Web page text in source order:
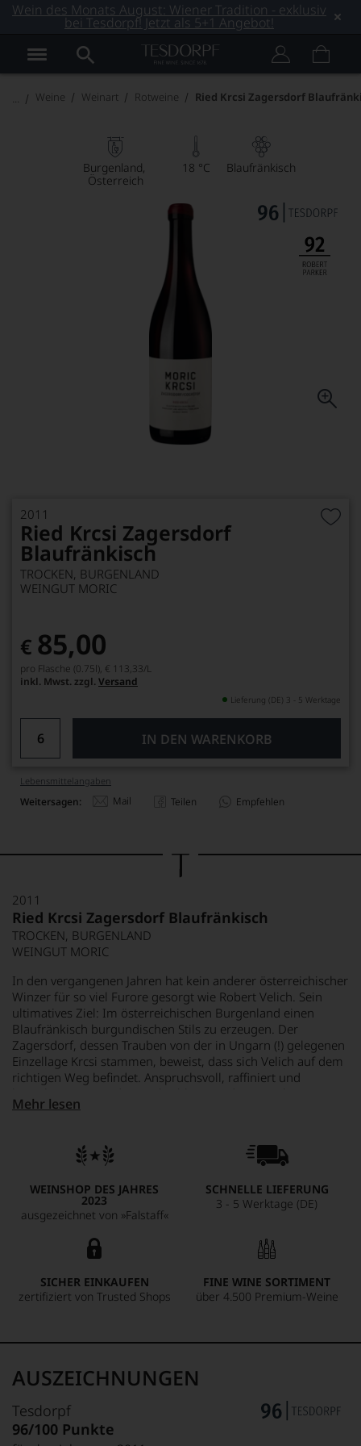
Wein des Monats August: Wiener Tradition - exklusiv
bei Tesdorpf! Jetzt als 5+1 Angebot!
Weine Weinart Rotweine Ried Krcsi Zagersdorf
Burgenland
Österreich
18 °C Blaufränkisch
2011
Ried Krcsi Zagersdorf
Blaufränkisch
TROCKEN, BURGENLAND
WEINGUT MORIC
€ 85,00
pro Flasche (0.75l), € 113,33/L
inkl. Mwst. zzgl. Versand
Lieferung (DE) 3 - 5 Werktage
IN DEN WARENKORB
Lebensmittel­angaben
Weitersagen: Mail Teilen Empfehlen
2011
Ried Krcsi Zagersdorf Blaufränkisch
TROCKEN, BURGENLAND
WEINGUT MORIC
In den vergangenen Jahren hat kein anderer österreichischer
Winzer für so viel Furore gesorgt wie Robert Velich. Sein
ultimatives Ziel: Im österreichischen Burgenland einen
Blaufränkisch burgundischen Stils zu erzeugen. Der
Zagersdorf, dessen Trauben von der in Ungarn (!) gelegenen
Einzellage Krcsi stammen, beweist, dass sich Velich auf dem
richtigen Weg befindet. Anspruchsvoll, raffiniert und
Barolos oder Chambertin sind. Dunkle Kirschfrucht,
Gaumen super saftig und straff. Die Tannin Qualität ist auf
Weltklasseniveau und steht den großen Weinen dieser Welt
ausreichend Luft vor dem Genuss.
Mehr lesen
WEINSHOP DES JAHRES
2023
ausgezeichnet von »Falstaff«
SCHNELLE LIEFERUNG
3 - 5 Werktage (DE)
SICHER EINKAUFEN
zertifiziert von Trusted Shops
FINE WINE SORTIMENT
über 4.500 Premium-Weine
AUSZEICHNUNGEN
Tesdorpf
96/100 Punkte